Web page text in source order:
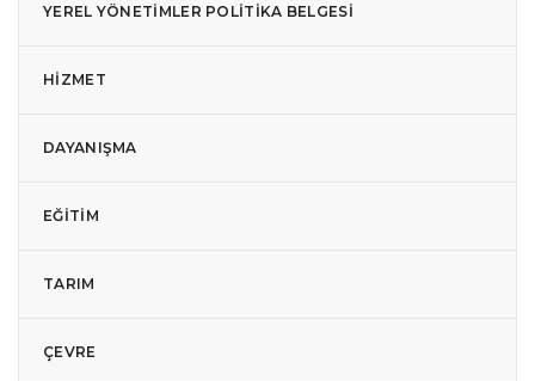
YEREL YÖNETIMLER POLITIKA BELGESI
HIZMET
DAYANIŞMA
EĞITIM
TARIM
ÇEVRE